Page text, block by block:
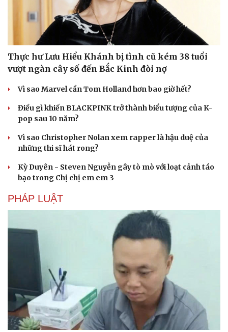
Sân khấu - Điện ảnh
Âm nhạc
Di sản
Nghệ sĩ
Sao Việt
Thực hư Lưu Hiểu Khánh bị tình cũ kém 38 tuổi
vượt ngàn cây số đến Bắc Kinh đòi nợ
Vì sao Marvel cần Tom Holland hơn bao giờ hết?
Điều gì khiến BLACKPINK trở thành biểu tượng của K-
pop sau 10 năm?
Vì sao Christopher Nolan xem rapper là hậu duệ của
những thi sĩ hát rong?
Kỳ Duyên - Steven Nguyễn gây tò mò với loạt cảnh táo
bạo trong Chị chị em em 3
PHÁP LUẬT